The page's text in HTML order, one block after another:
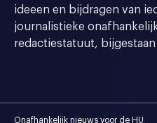
ideeen en bijdragen van
journalistieke
redactiestatuut,
Onafhankelijk nieuws voor de HU